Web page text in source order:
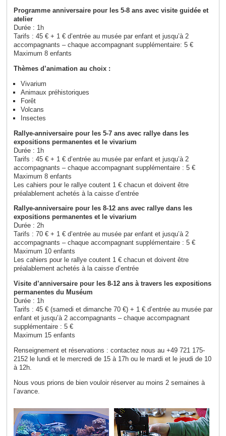
Programme anniversaire pour les 5-8 ans avec visite guidée et
atelier
Durée : 1h
Tarifs : 45 € + 1 € d’entrée au musée par enfant et jusqu’à 2
accompagnants – chaque accompagnant supplémentaire: 5 €
Maximum 8 enfants
Thèmes d’animation au choix :
Vivarium
Animaux préhistoriques
Forêt
Volcans
Insectes
Rallye-anniversaire pour les 5-7 ans avec rallye dans les
expositions permanentes et le vivarium
Durée : 1h
Tarifs : 45 € + 1 € d’entrée au musée par enfant et jusqu’à 2
accompagnants – chaque accompagnant supplémentaire : 5 €
Maximum 8 enfants
Les cahiers pour le rallye coutent 1 € chacun et doivent être
préalablement achetés à la caisse d’entrée
Rallye-anniversaire pour les 8-12 ans avec rallye dans les
expositions permanentes et le vivarium
Durée : 2h
Tarifs : 70 € + 1 € d’entrée au musée par enfant et jusqu’à 2
accompagnants – chaque accompagnant supplémentaire : 5 €
Maximum 10 enfants
Les cahiers pour le rallye coutent 1 € chacun et doivent être
préalablement achetés à la caisse d’entrée
Visite d’anniversaire pour les 8-12 ans à travers les expositions
permanentes du Muséum
Durée : 1h
Tarifs : 45 € (samedi et dimanche 70 €) + 1 € d’entrée au musée par
enfant et jusqu’à 2 accompagnants – chaque accompagnant
supplémentaire : 5 €
Maximum 15 enfants
Renseignement et réservations : contactez nous au +49 721 175-
2152 le lundi et le mercredi de 15 à 17h ou le mardi et le jeudi de 10
à 12h.
Nous vous prions de bien vouloir réserver au moins 2 semaines à
l’avance.